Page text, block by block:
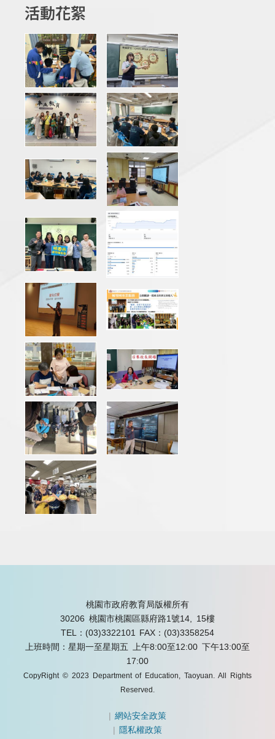
活動花絮
桃園市政府教育局版權所有
30206 桃園市桃園區縣府路1號14, 15樓
TEL：(03)3322101 FAX：(03)3358254
上班時間：星期一至星期五 上午8:00至12:00 下午13:00至
17:00
CopyRight © 2023 Department of Education, Taoyuan. All Rights
Reserved.
|網站安全政策
| 隱私權政策